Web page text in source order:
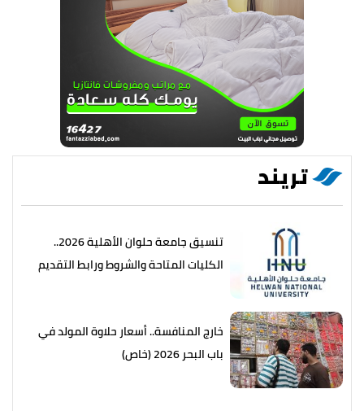
تريند
تنسيق جامعة حلوان الأهلية 2026..
الكليات المتاحة والشروط ورابط التقديم
خارج المنافسة.. أسعار حلاوة المولد في
باب البحر 2026 (خاص)